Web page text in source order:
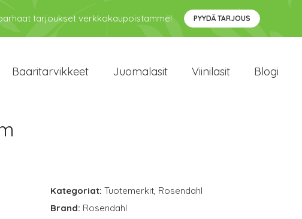
tarjoukset verkkokaupoistamme! PYYDÄ TARJOUS
Baaritarvikkeet Juomalasit Viinilasit Blogi
Kategoriat: Tuotemerkit, Rosendahl
Brand: Rosendahl